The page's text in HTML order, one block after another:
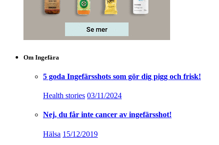
Om Ingefära
5 goda Ingefärsshots som gör dig pigg och frisk!
Health stories 03/11/2024
Nej, du får inte cancer av ingefärsshot!
Hälsa 15/12/2019